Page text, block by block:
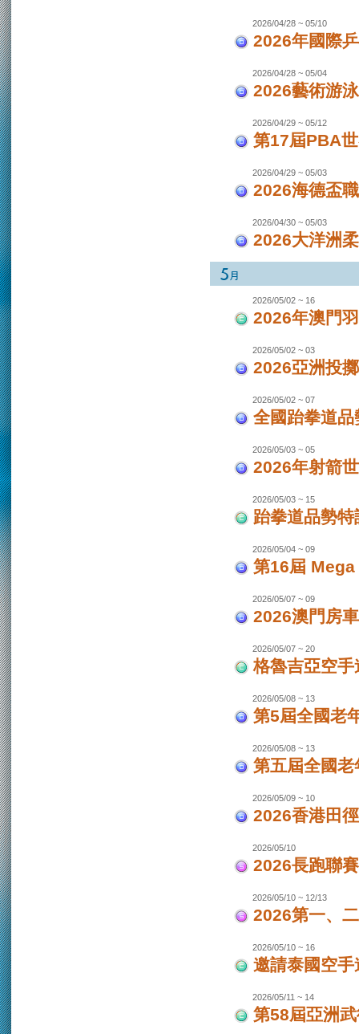
2026/04/28 ~ 05/10
2026年國際
2026/04/28 ~ 05/04
2026藝術游
2026/04/29 ~ 05/12
第17屆PBA
2026/04/29 ~ 05/03
2026海德盃
2026/04/30 ~ 05/03
2026大洋洲
2026/05/02 ~ 16
2026年澳門
2026/05/02 ~ 03
2026亞洲投
2026/05/02 ~ 07
全國跆拳道
2026/05/03 ~ 05
2026年射箭
2026/05/03 ~ 15
跆拳道品勢
2026/05/04 ~ 09
第16屆
2026/05/07 ~ 09
2026澳門房
2026/05/07 ~ 20
格魯吉亞空
2026/05/08 ~ 13
第5屆全國老
2026/05/08 ~ 13
第五屆全國
2026/05/09 ~ 10
2026香港田
2026/05/10
2026長跑聯
2026/05/10 ~ 12/13
2026第一、
2026/05/10 ~ 16
邀請泰國空
2026/05/11 ~ 14
第58屆亞洲